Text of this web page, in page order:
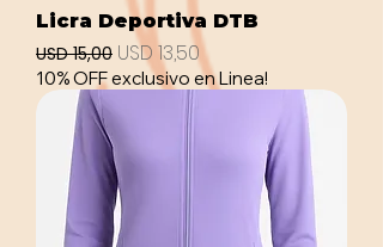
Licra Deportiva DTB
Precio
USD 15,00 Precio de oferta
USD 13,50
10% OFF exclusivo en Linea!